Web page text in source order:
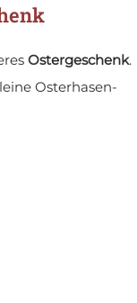
Ostergeschenk.
Osterhasen-